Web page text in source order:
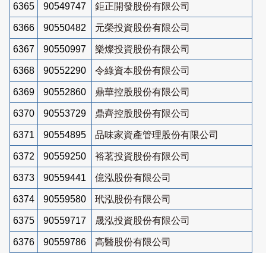
6365 90549747 鉅正開發股份有限公司
6366 90550482 元榮投資股份有限公司
6367 90550997 樂燦投資股份有限公司
6368 90552290 令綠資本股份有限公司
6369 90552860 鼎華控股股份有限公司
6370 90553729 鼎齊控股股份有限公司
6371 90554895 品味家資產管理股份有限公司
6372 90559250 裕茗投資股份有限公司
6373 90559441 億泓股份有限公司
6374 90559580 玳泓股份有限公司
6375 90559717 晟泓投資股份有限公司
6376 90559786 高醫股份有限公司